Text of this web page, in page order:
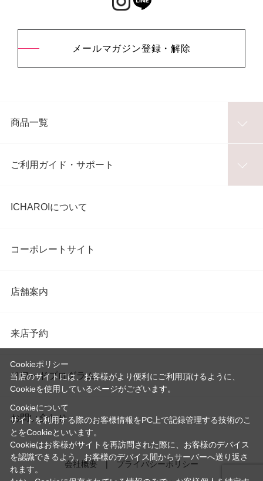
メールマガジン登録・解除
商品一覧
ご利用ガイド・サポート
ICHAROIについて
コーポレートサイト
店舗案内
来店予約
リワードプログラム
お問い合わせ
会社概要 プライバシーポリシー
Cookieポリシー
当店のサイトには、お客様がより便利にご利用頂けるように、
Cookieを使用しているページがございます。
Cookieについて
サイトを利用する際のお客様情報をPC上で記録管理する技術のこ
とをCookieといいます。
Cookieはお客様がサイトを再訪問された際に、お客様のデバイス
を認識できるよう、お客様のデバイス間からサーバーへ送り返さ
れます。